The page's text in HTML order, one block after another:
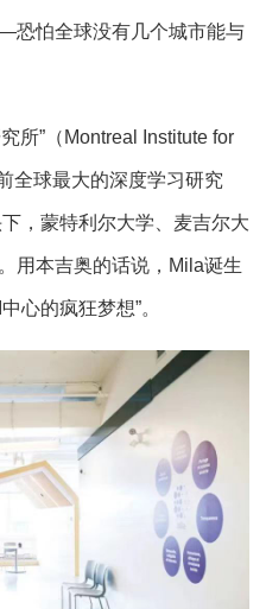
怕全球没有几个城市能与
所”（Montreal Institute for
全球最大的深度学习研究
，蒙特利尔大学、麦吉尔大
用本吉奥的话说，Mila诞生
心的疯狂梦想”。